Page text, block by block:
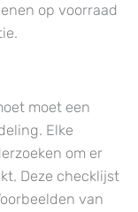
op voorraad
moet een
Elke
om er
Deze checklijst
van